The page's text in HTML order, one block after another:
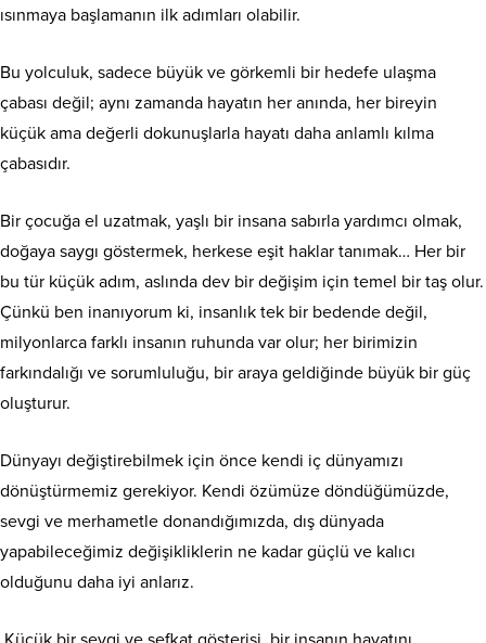
ısınmaya başlamanın ilk adımları olabilir.
Bu yolculuk, sadece büyük ve görkemli bir hedefe ulaşma
çabası değil; aynı zamanda hayatın her anında, her bireyin
küçük ama değerli dokunuşlarla hayatı daha anlamlı kılma
çabasıdır.
Bir çocuğa el uzatmak, yaşlı bir insana sabırla yardımcı olmak,
doğaya saygı göstermek, herkese eşit haklar tanımak… Her bir
bu tür küçük adım, aslında dev bir değişim için temel bir taş olur.
Çünkü ben inanıyorum ki, insanlık tek bir bedende değil,
milyonlarca farklı insanın ruhunda var olur; her birimizin
farkındalığı ve sorumluluğu, bir araya geldiğinde büyük bir güç
oluşturur.
Dünyayı değiştirebilmek için önce kendi iç dünyamızı
dönüştürmemiz gerekiyor. Kendi özümüze döndüğümüzde,
sevgi ve merhametle donandığımızda, dış dünyada
yapabileceğimiz değişikliklerin ne kadar güçlü ve kalıcı
olduğunu daha iyi anlarız.